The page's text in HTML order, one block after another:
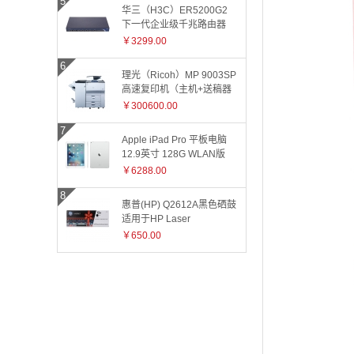
华三（H3C）ER5200G2
下一代企业级千兆路由器
￥3299.00
理光（Ricoh）MP 9003SP
高速复印机（主机+送稿器
+小册子装订器）
￥300600.00
Apple iPad Pro 平板电脑
12.9英寸 128G WLAN版
ML0Q2CH 银色
￥6288.00
惠普(HP) Q2612A黑色硒鼓
适用于HP Laser
Jet1010/1015/1018/1020plus/1022/3015/3020/3030/
￥650.00